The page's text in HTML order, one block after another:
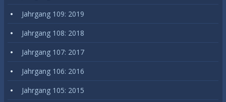
Jahrgang 109: 2019
Jahrgang 108: 2018
Jahrgang 107: 2017
Jahrgang 106: 2016
Jahrgang 105: 2015